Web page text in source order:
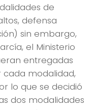
de
defensa
sin embargo,
el Ministerio
entregadas
cada modalidad,
lo que se decidió
dos modalidades